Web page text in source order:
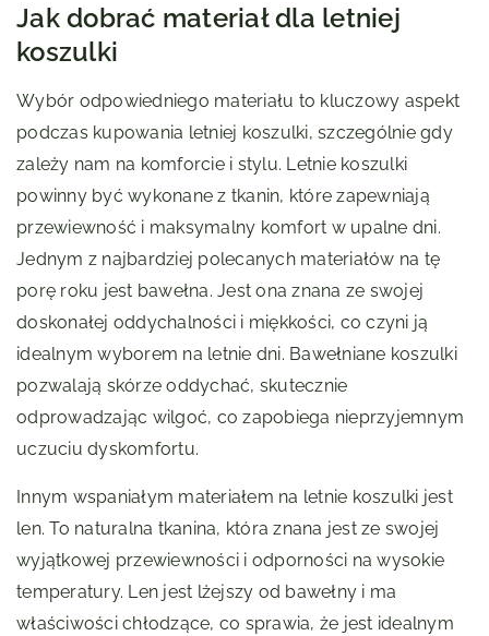
Jak dobrać materiał dla letniej
koszulki
Wybór odpowiedniego materiału to kluczowy aspekt
podczas kupowania letniej koszulki, szczególnie gdy
zależy nam na komforcie i stylu. Letnie koszulki
powinny być wykonane z tkanin, które zapewniają
przewiewność i maksymalny komfort w upalne dni.
Jednym z najbardziej polecanych materiałów na tę
porę roku jest bawełna. Jest ona znana ze swojej
doskonałej oddychalności i miękkości, co czyni ją
idealnym wyborem na letnie dni. Bawełniane koszulki
pozwalają skórze oddychać, skutecznie
odprowadzając wilgoć, co zapobiega nieprzyjemnym
uczuciu dyskomfortu.
Innym wspaniałym materiałem na letnie koszulki jest
len. To naturalna tkanina, która znana jest ze swojej
wyjątkowej przewiewności i odporności na wysokie
temperatury. Len jest lżejszy od bawełny i ma
właściwości chłodzące, co sprawia, że jest idealnym